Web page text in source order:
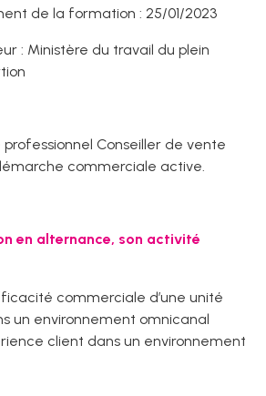
de la formation : 25/01/2023
: Ministère du travail du plein
Conseiller de vente
commerciale active.
en alternance, son activité
commerciale d’une unité
un environnement omnicanal
client dans un environnement